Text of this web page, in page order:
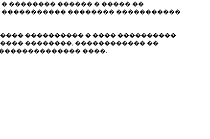
�������� ������ � ����� ��
�������� �����������
���������� � ���� ����������
��������, ������������ ��
����.